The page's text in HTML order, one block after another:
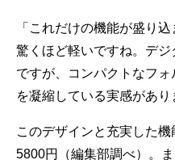
「これだけの機能が盛り
驚くほど軽いですね。デ
ですが、コンパクトなフ
を凝縮している実感があり
このデザインと充実した
5800円（編集部調べ）。